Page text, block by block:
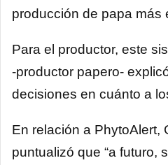
producción de papa más
Para el productor, este
-productor papero-
decisiones en cuánto a
En relación a PhytoAlert,
puntualizó que “a futuro,